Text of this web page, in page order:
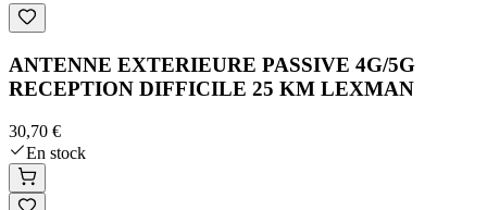
ANTENNE EXTERIEURE PASSIVE 4G/5G
RECEPTION DIFFICILE 25 KM LEXMAN
30,70 €
En stock